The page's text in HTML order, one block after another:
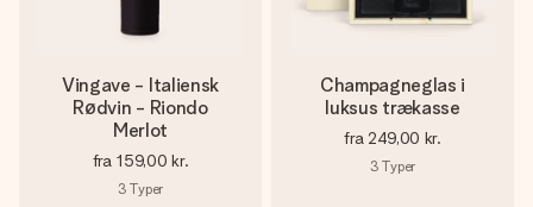
Vingave - Italiensk
Rødvin - Riondo
Merlot
fra 159,00 kr.
3 Typer
Champagneglas i
luksus trækasse
fra 249,00 kr.
3 Typer